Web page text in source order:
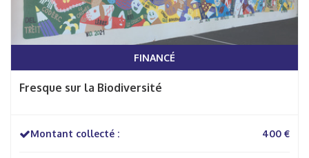
FINANCÉ
Fresque sur la Biodiversité
Montant collecté : 400 €